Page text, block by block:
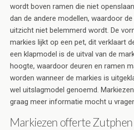
wordt boven ramen die niet
dan de andere modellen, waardoor
uitzicht niet belemmerd wordt. De
markies lijkt op een pet, dit verklaart
een klapmodel is de uitval van de
hoogte, waardoor deuren en ramen
worden wanneer de markies is
wel uitslagmodel genoemd.
graag meer informatie mocht u
Markiezen offerte Zutphen